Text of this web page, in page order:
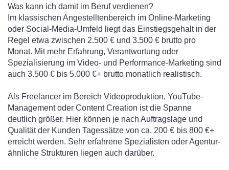
Was kann ich damit im Beruf verdienen?
Im klassischen Angestelltenbereich im Online-Marketing
oder Social-Media-Umfeld liegt das Einstiegsgehalt in der
Regel etwa zwischen 2.500 € und 3.500 € brutto pro
Monat. Mit mehr Erfahrung, Verantwortung oder
Spezialisierung im Video- und Performance-Marketing sind
auch 3.500 € bis 5.000 €+ brutto monatlich realistisch.
Als Freelancer im Bereich Videoproduktion, YouTube-
Management oder Content Creation ist die Spanne
deutlich größer. Hier können je nach Auftragslage und
Qualität der Kunden Tagessätze von ca. 200 € bis 800 €+
erreicht werden. Sehr erfahrene Spezialisten oder Agentur-
ähnliche Strukturen liegen auch darüber.